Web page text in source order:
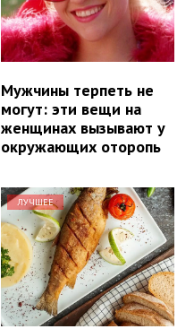
Мужчины терпеть не
могут: эти вещи на
женщинах вызывают у
окружающих оторопь
ЛУЧШЕЕ